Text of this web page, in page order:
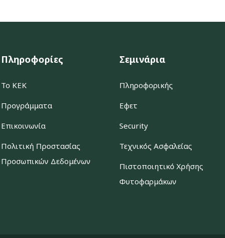
Πληροφορίες
Το ΚΕΚ
Προγράμματα
Επικοινωνία
Πολιτική Προστασίας
Προσωπικών Δεδομένων
Σεμινάρια
Πληροφορικής
Εφετ
Security
Τεχνικός Ασφαλείας
Πιστοποιητικό Χρήσης
Φυτοφαρμάκων